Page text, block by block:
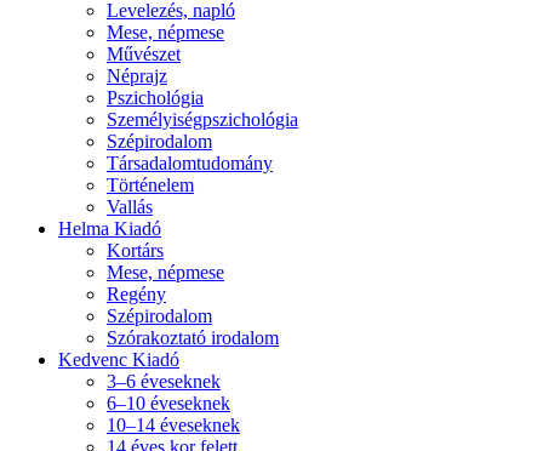
Levelezés, napló
Mese, népmese
Művészet
Néprajz
Pszichológia
Személyiségpszichológia
Szépirodalom
Társadalomtudomány
Történelem
Vallás
Helma Kiadó
Kortárs
Mese, népmese
Regény
Szépirodalom
Szórakoztató irodalom
Kedvenc Kiadó
3–6 éveseknek
6–10 éveseknek
10–14 éveseknek
14 éves kor felett